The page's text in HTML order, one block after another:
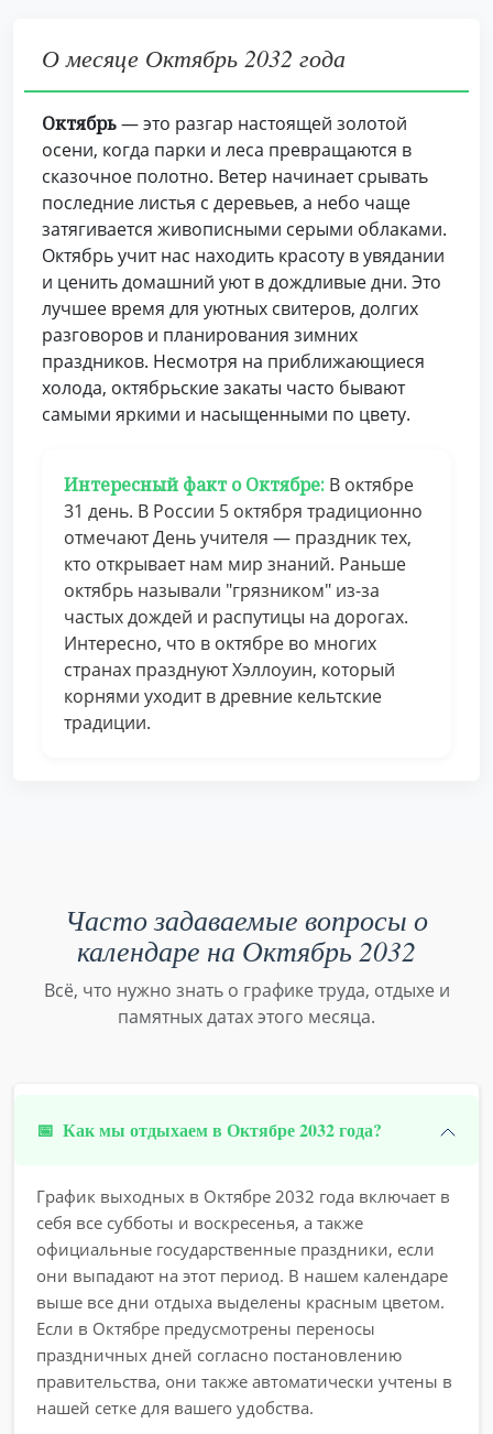
О месяце Октябрь 2032 года
Октябрь— это разгар настоящей золотой
осени, когда парки и леса превращаются в
сказочное полотно. Ветер начинает срывать
последние листья с деревьев, а небо чаще
затягивается живописными серыми облаками.
Октябрь учит нас находить красоту в увядании
и ценить домашний уют в дождливые дни. Это
лучшее время для уютных свитеров, долгих
разговоров и планирования зимних
праздников. Несмотря на приближающиеся
холода, октябрьские закаты часто бывают
самыми яркими и насыщенными по цвету.
Интересный факт о Октябре: В октябре
31 день. В России 5 октября традиционно
отмечают День учителя — праздник тех,
кто открывает нам мир знаний. Раньше
октябрь называли "грязником" из-за
частых дождей и распутицы на дорогах.
Интересно, что в октябре во многих
странах празднуют Хэллоуин, который
корнями уходит в древние кельтские
традиции.
Часто задаваемые вопросы о
календаре на Октябрь 2032
Всё, что нужно знать о графике труда, отдыхе и
памятных датах этого месяца.
📅 Как мы отдыхаем в Октябре 2032 года?
График выходных в Октябре 2032 года включает в
себя все субботы и воскресенья, а также
официальные государственные праздники, если
они выпадают на этот период. В нашем календаре
выше все дни отдыха выделены красным цветом.
Если в Октябре предусмотрены переносы
праздничных дней согласно постановлению
правительства, они также автоматически учтены в
нашей сетке для вашего удобства.